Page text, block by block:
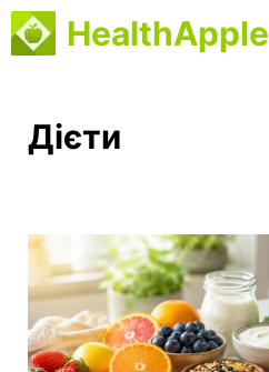
Перейти
до
HealthApple
Дієти